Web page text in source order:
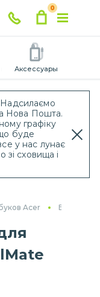
Нова Пошта.
графіку
буде
у нас лунає
зі сховища і
0
Аксессуары
Acer Блоки